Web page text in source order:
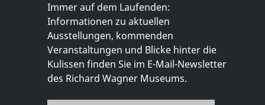
Immer auf dem Laufenden:
Informationen zu aktuellen
Ausstellungen, kommenden
Veranstaltungen und Blicke hinter die
Kulissen finden Sie im E-Mail-Newsletter
des Richard Wagner Museums.